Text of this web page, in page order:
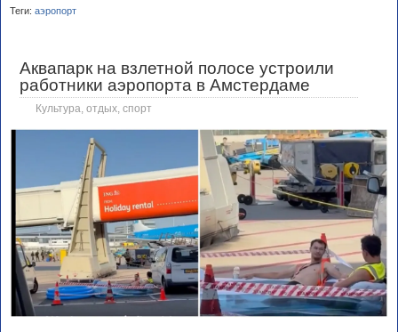
Теги: аэропорт
Аквапарк на взлетной полосе устроили
работники аэропорта в Амстердаме
Культура, отдых, спорт